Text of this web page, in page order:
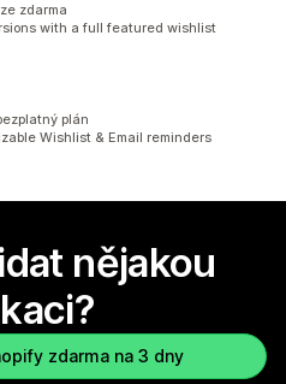
zdarma
with a full featured wishlist
plán
Wishlist & Email reminders
nějakou
zdarma na 3 dny